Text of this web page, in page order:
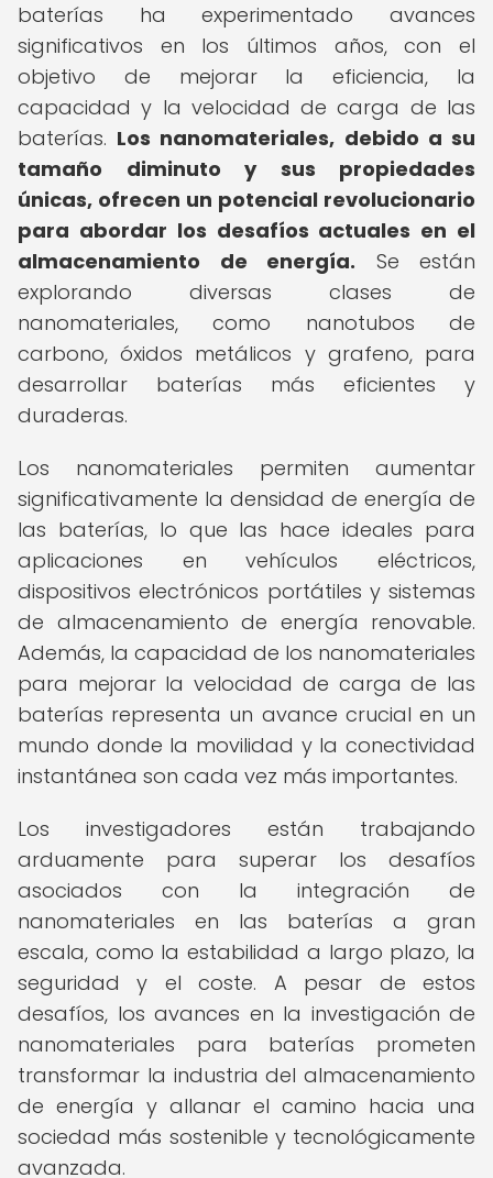
baterías ha experimentado avances
significativos en los últimos años, con el
objetivo de mejorar la eficiencia, la
capacidad y la velocidad de carga de las
baterías. Los nanomateriales, debido a su
tamaño diminuto y sus propiedades
únicas, ofrecen un potencial revolucionario
para abordar los desafíos actuales en el
almacenamiento de energía. Se están
explorando diversas clases de
nanomateriales, como nanotubos de
carbono, óxidos metálicos y grafeno, para
desarrollar baterías más eficientes y
duraderas.
Los nanomateriales permiten aumentar
significativamente la densidad de energía de
las baterías, lo que las hace ideales para
aplicaciones en vehículos eléctricos,
dispositivos electrónicos portátiles y sistemas
de almacenamiento de energía renovable.
Además, la capacidad de los nanomateriales
para mejorar la velocidad de carga de las
baterías representa un avance crucial en un
mundo donde la movilidad y la conectividad
instantánea son cada vez más importantes.
Los investigadores están trabajando
arduamente para superar los desafíos
asociados con la integración de
nanomateriales en las baterías a gran
escala, como la estabilidad a largo plazo, la
seguridad y el coste. A pesar de estos
desafíos, los avances en la investigación de
nanomateriales para baterías prometen
transformar la industria del almacenamiento
de energía y allanar el camino hacia una
sociedad más sostenible y tecnológicamente
avanzada.